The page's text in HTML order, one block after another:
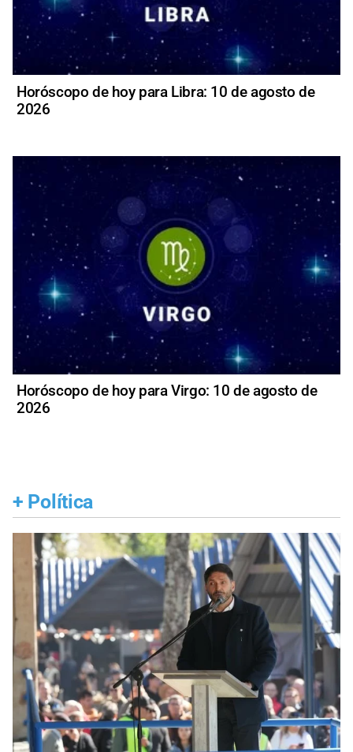
Horóscopo de hoy para Libra: 10 de agosto de
2026
Horóscopo de hoy para Virgo: 10 de agosto de
2026
+ Política